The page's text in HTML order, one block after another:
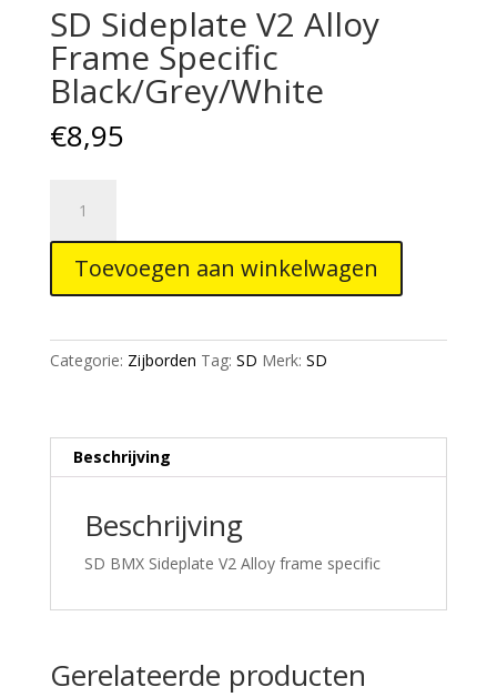
SD Sideplate V2 Alloy
Frame Specific
Black/Grey/White
€8,95
Sideplate
V2
Alloy
Frame
Black/Grey/White
aantal
Toevoegen aan winkelwagen
Categorie: Zijborden Tag: SD Merk: SD
Beschrijving
Beschrijving
SD BMX Sideplate V2 Alloy frame specific
Gerelateerde producten